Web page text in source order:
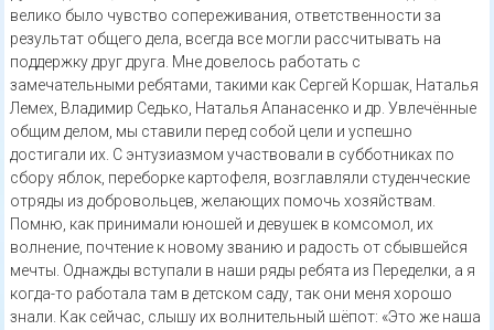
велико было чувство сопереживания, ответственности за
результат общего дела, всегда все могли рассчитывать на
поддержку друг друга. Мне довелось работать с
замечательными ребятами, такими как Сергей Коршак, Наталья
Лемех, Владимир Седько, Наталья Апанасенко и др. Увлечённые
общим делом, мы ставили перед собой цели и успешно
достигали их. С энтузиазмом участвовали в субботниках по
сбору яблок, переборке картофеля, возглавляли студенческие
отряды из добровольцев, желающих помочь хозяйствам.
Помню, как принимали юношей и девушек в комсомол, их
волнение, почтение к новому званию и радость от сбывшейся
мечты. Однажды вступали в наши ряды ребята из Переделки, а я
когда-то работала там в детском саду, так они меня хорошо
знали. Как сейчас, слышу их волнительный шёпот: «Это же наша